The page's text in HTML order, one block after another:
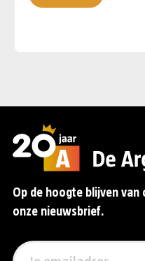
Op de hoogte blijven van
onze nieuwsbrief.